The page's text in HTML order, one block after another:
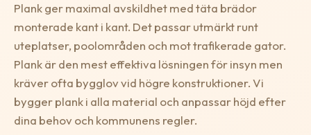
Plank ger maximal avskildhet med täta brädor
monterade kant i kant. Det passar utmärkt runt
uteplatser, poolområden och mot trafikerade gator.
Plank är den mest effektiva lösningen för insyn men
kräver ofta bygglov vid högre konstruktioner. Vi
bygger plank i alla material och anpassar höjd efter
dina behov och kommunens regler.